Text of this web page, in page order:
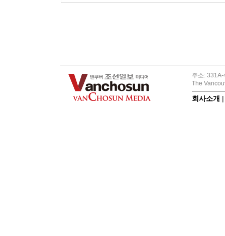
주소:
The
회사소개